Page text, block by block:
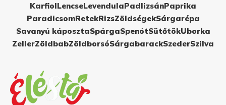
KarfiolLencseLevendulaPadlizsánPaprika
ParadicsomRetekRizsZöldségekSárgarépa
Savanyú káposztaSpárgaSpenótSütőtökUborka
ZellerZöldbabZöldborsóSárgabarackSzederSzilva